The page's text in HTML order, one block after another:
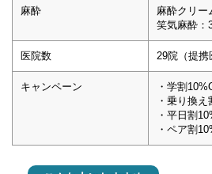
麻酔
麻酔クリー
笑気麻酔：
医院数 29院（提携
キャンペーン
・学割
・乗り換
・平日割
・ペア割